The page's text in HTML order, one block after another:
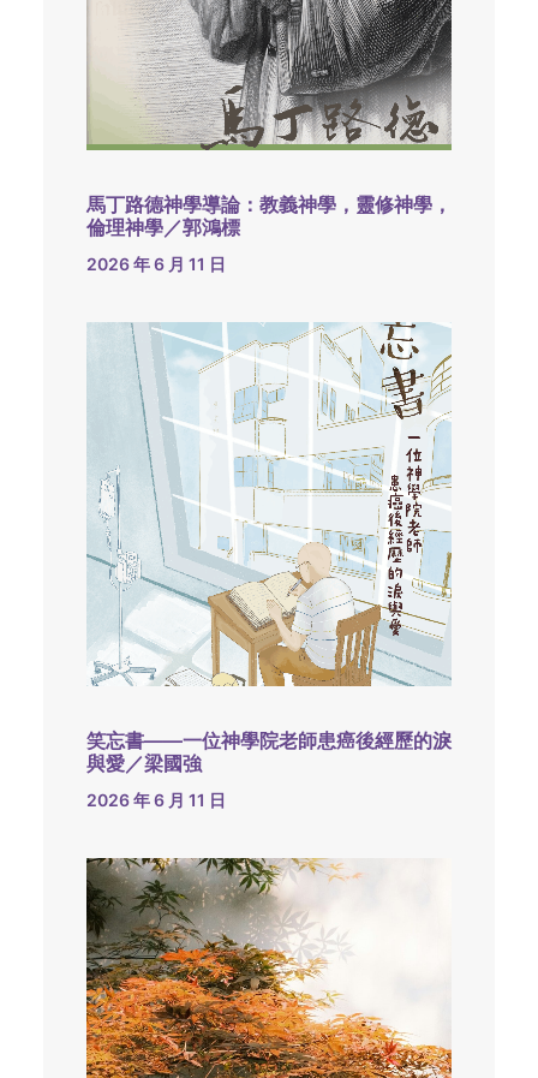
馬丁路德神學導論：教義神學，靈修神學，
倫理神學／郭鴻標
2026 年 6 月 11 日
笑忘書——一位神學院老師患癌後經歷的淚
與愛／梁國強
2026 年 6 月 11 日